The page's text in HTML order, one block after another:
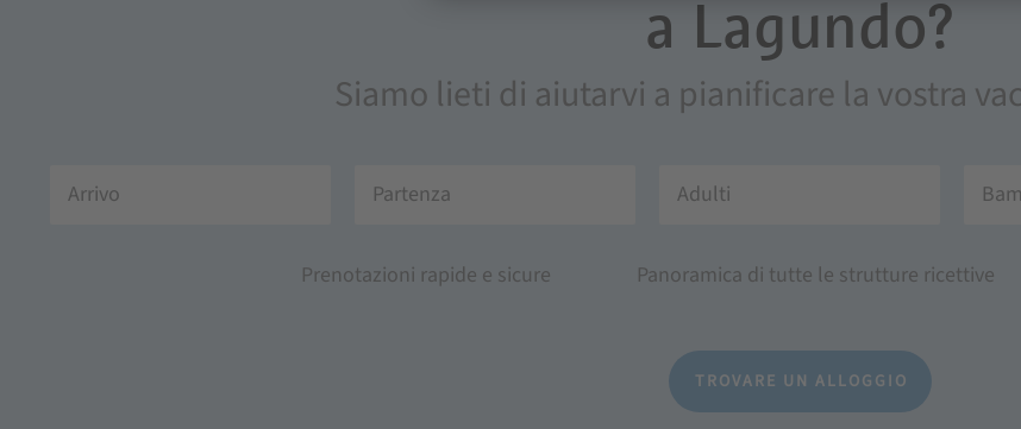
a Lagundo?
Siamo lieti di aiutarvi a pianificare la vostra
Adulti
Prenotazioni rapide e sicure Panoramica di tutte le strutture ricettive
TROVARE UN ALLOGGIO